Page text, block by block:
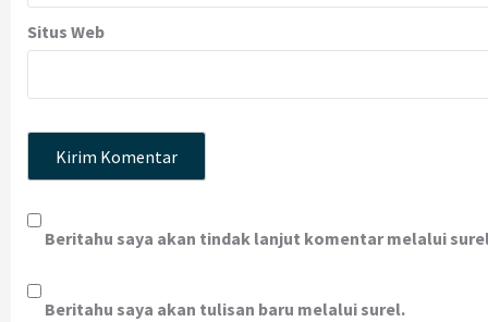
Situs Web
Beritahu saya akan tindak lanjut komentar melalui
Beritahu saya akan tulisan baru melalui surel.